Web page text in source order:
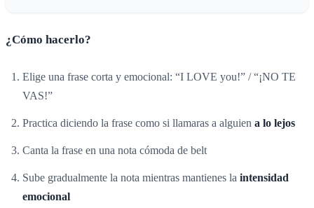
¿Cómo hacerlo?
Elige una frase corta y emocional: “I LOVE you!” / “¡NO TE
VAS!”
Practica diciendo la frase como si llamaras a alguien a lo lejos
Canta la frase en una nota cómoda de belt
Sube gradualmente la nota mientras mantienes la intensidad
emocional